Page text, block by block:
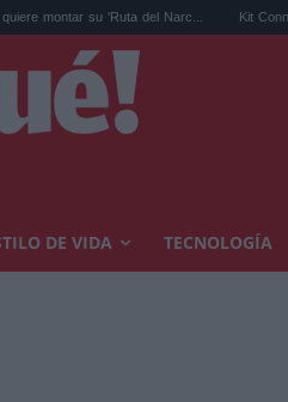
su 'Ruta del Narc... Kit Connor será
DE VIDA TECNOLOGÍA